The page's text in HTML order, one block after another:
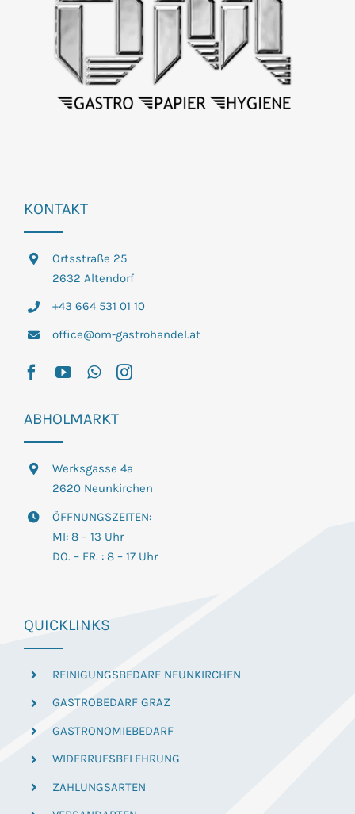
KONTAKT
Ortsstraße 25
2632 Altendorf
+43 664 531 01 10
office@om-gastrohandel.at
ABHOLMARKT
Werksgasse 4a
2620 Neunkirchen
ÖFFNUNGSZEITEN:
MI: 8 – 13 Uhr
DO. – FR. : 8 – 17 Uhr
QUICKLINKS
REINIGUNGSBEDARF NEUNKIRCHEN
GASTROBEDARF GRAZ
GASTRONOMIEBEDARF
WIDERRUFSBELEHRUNG
ZAHLUNGSARTEN